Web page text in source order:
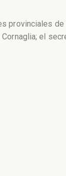
provinciales de
el